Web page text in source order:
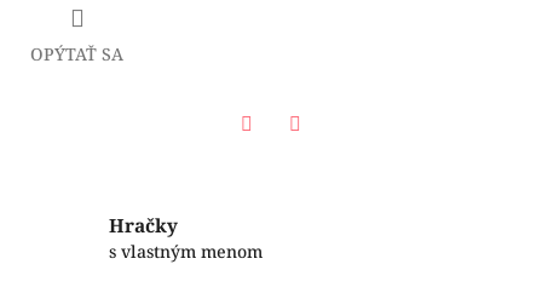
OPÝTAŤ SA
Hračky
s vlastným menom